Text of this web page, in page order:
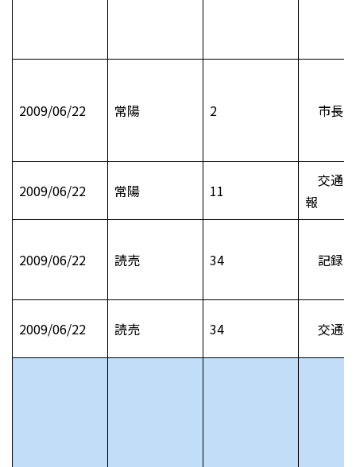
2009/06/22 常陽 2 市長
2009/06/22 常陽 11
交通
報
2009/06/22 読売 34 記録
2009/06/22 読売 34 交通